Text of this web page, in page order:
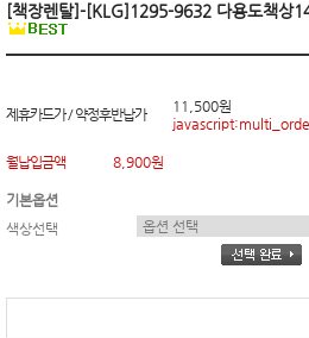
[책장렌탈]-[KLG]1295-9632 다용도책상
제휴카드가 / 약정후반납가
11,500원
월납입금액 8,900원
기본옵션
색상선택